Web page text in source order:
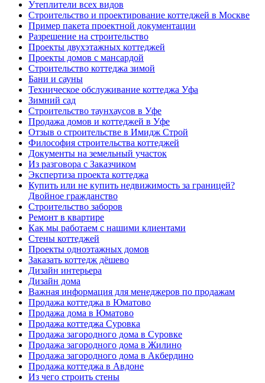
Утеплители всех видов
Строительство и проектирование коттеджей в Москве
Пример пакета проектной документации
Разрешение на строительство
Проекты двухэтажных коттеджей
Проекты домов с мансардой
Строительство коттеджа зимой
Бани и сауны
Техническое обслуживание коттеджа Уфа
Зимний сад
Строительство таунхаусов в Уфе
Продажа домов и коттеджей в Уфе
Отзыв о строительстве в Имидж Строй
Философия строительства коттеджей
Документы на земельный участок
Из разговора с Заказчиком
Экспертиза проекта коттеджа
Купить или не купить недвижимость за границей?
Двойное гражданство
Строительство заборов
Ремонт в квартире
Как мы работаем с нашими клиентами
Стены коттеджей
Проекты одноэтажных домов
Заказать коттедж дёшево
Дизайн интерьера
Дизайн дома
Важная информация для менеджеров по продажам
Продажа коттеджа в Юматово
Продажа дома в Юматово
Продажа коттеджа Суровка
Продажа загородного дома в Суровке
Продажа загородного дома в Жилино
Продажа загородного дома в Акбердино
Продажа коттеджа в Авдоне
Из чего строить стены